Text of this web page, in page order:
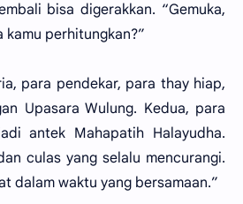
bisa digerakkan. “Gemuka,
kamu perhitungkan?”
para pendekar, para thay hiap,
Upasara Wulung. Kedua, para
antek Mahapatih Halayudha.
culas yang selalu mencurangi.
dalam waktu yang bersamaan.”